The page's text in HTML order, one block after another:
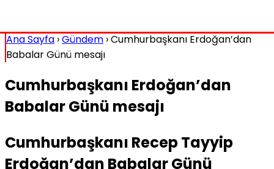
Ana Sayfa ›Gündem ›Cumhurbaşkanı Erdoğan’dan
Babalar Günü mesajı
Cumhurbaşkanı Erdoğan’dan
Babalar Günü mesajı
Cumhurbaşkanı Recep Tayyip
Erdoğan’dan Babalar Günü